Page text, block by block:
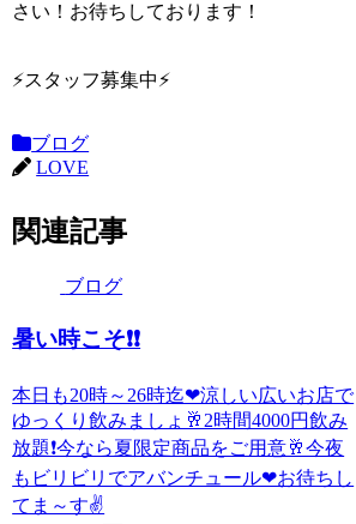
さい！お待ちしております！
⚡️スタッフ募集中⚡
ブログ
LOVE
関連記事
ブログ
暑い時こそ❗❗
本日も20時～26時迄❤涼しい広いお店で
ゆっくり飲みましょ🥂2時間4000円飲み
放題❗今なら夏限定商品をご用意🥂今夜
もビリビリでアバンチュール❤お待ちし
てま～す✌